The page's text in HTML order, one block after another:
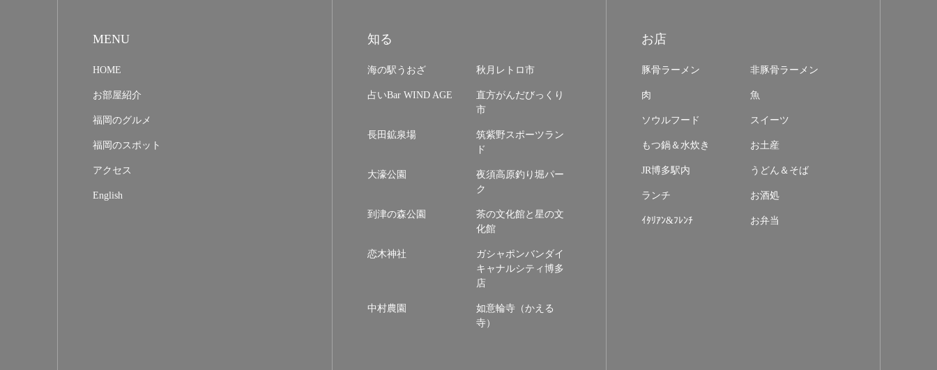
MENU
HOME
お部屋紹介
福岡のグルメ
福岡のスポット
アクセス
English
知る
海の駅うおざ 秋月レトロ市
占いBar WIND AGE
直方がんだびっくり
市
長田鉱泉場
筑紫野スポーツラン
ド
大濠公園
夜須高原釣り堀パー
ク
到津の森公園
茶の文化館と星の文
化館
恋木神社
ガシャポンバンダイ
キャナルシティ博多
店
中村農園
如意輪寺（かえる
寺）
お店
豚骨ラーメン 非豚骨ラーメン
肉 魚
ソウルフード スイーツ
もつ鍋＆水炊き お土産
JR博多駅内 うどん＆そば
ランチ お酒処
ｲﾀﾘｱﾝ&ﾌﾚﾝﾁ お弁当